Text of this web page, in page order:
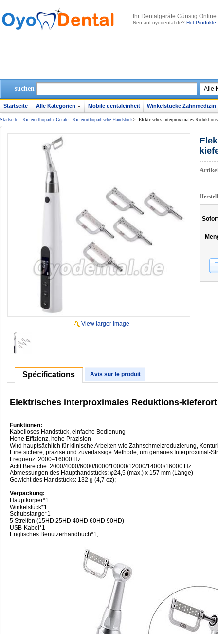
lhr Dentalgeräte Günstig
Neu auf oyodental.de? Hot Produkte
suchen
Startseite Alle Kategorien Mobile dentaleinheit Winkelstücke Zahnmedizin
Startseite - Kieferorthopädie Geräte - Kieferorthopädische Handstück> Elektrisches interproximales
View larger image
Spécifications Avis sur le produit
Elektrisches interproximales Reduktions-
Funktionen:
Kabelloses Handstück, einfache Bedienung
Hohe Effizienz, hohe Präzision
Wird hauptsächlich für klinische Arbeiten wie Zahnschmelzreduzierung,
Eine sichere, präzise und zuverlässige Methode, um genaues Interproximal-
Frequenz: 2000–16000 Hz
Acht Bereiche: 2000/4000/6000/8000/10000/12000/14000/16000 Hz
Abmessungen des Haupthandstücks: φ24,5 (max.) x 157 mm (Länge)
Gewicht des Handstücks: 132 g (4,7 oz);
Verpackung:
Hauptkörper*1
Winkelstück*1
Schubstange*1
5 Streifen (15HD 25HD 40HD 60HD 90HD)
USB-Kabel*1
Englisches Benutzerhandbuch*1;